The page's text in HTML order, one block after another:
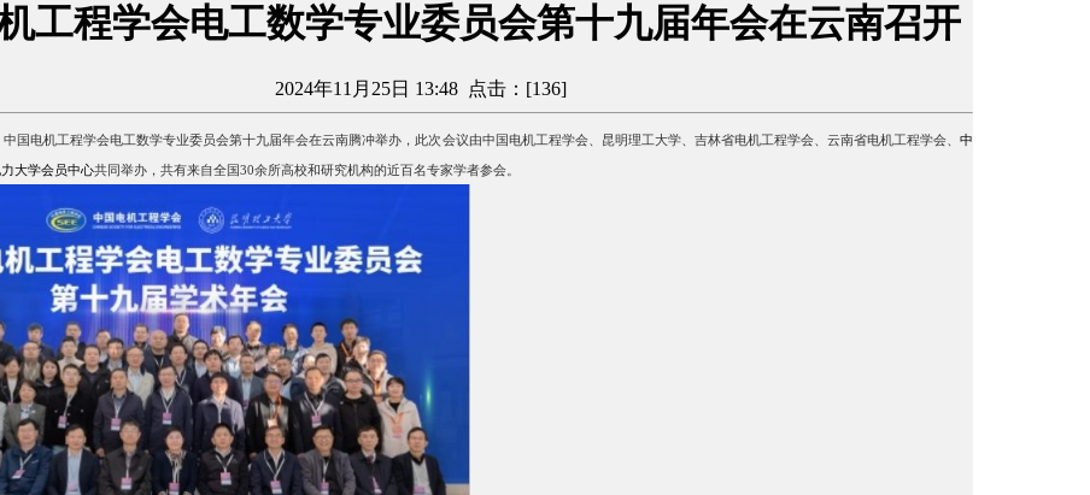
工程学会电工数学专业委员会第十九届年会在云南召开
2024年11月25日 13:48 点击：[136]
中国电机工程学会电工数学专业委员会第十九届年会在云南腾冲举办，此次会议由中国电机工程学会、昆明理工大学、吉林省电机工程学会、云南省电机工程学会 、中
大学会员中心共同举办，共有来自全国30余所高校和研究机构的近百名专家学者参会。